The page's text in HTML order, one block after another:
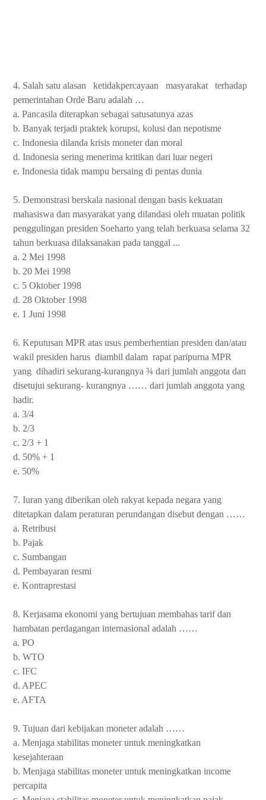
4. Salah satu alasan ketidakpercayaan masyarakat
terhadap
pemerintahan Orde Baru adalah …
a. Pancasila diterapkan sebagai satusatunya azas
b. Banyak terjadi praktek korupsi, kolusi dan nepotisme
c. Indonesia dilanda krisis moneter dan moral
d. Indonesia sering menerima kritikan dari luar negeri
e. Indonesia tidak mampu bersaing di pentas dunia
5. Demonstrasi berskala nasional dengan basis kekuatan
mahasiswa dan masyarakat yang dilandasi oleh muatan politik
penggulingan presiden Soeharto yang telah berkuasa selama 32
tahun berkuasa dilaksanakan pada tanggal ...
a. 2 Mei 1998
b. 20 Mei 1998
c. 5 Oktober 1998
d. 28 Oktober 1998
e. 1 Juni 1998
6. Keputusan MPR atas usus pemberhentian presiden dan/atau
wakil presiden harus diambil dalam rapat paripurna MPR
yang dihadiri sekurang-kurangnya ¾ dari jumlah anggota dan
disetujui sekurang- kurangnya …… dari jumlah anggota yang
hadir.
a. 3/4
b. 2/3
c. 2/3 + 1
d. 50% + 1
e. 50%
7. Iuran yang diberikan oleh rakyat kepada negara yang
ditetapkan dalam peraturan perundangan disebut dengan ……
a. Retribusi
b. Pajak
c. Sumbangan
d. Pembayaran resmi
e. Kontraprestasi
8. Kerjasama ekonomi yang bertujuan membahas tarif dan
hambatan perdagangan internasional adalah ……
a. PO
b. WTO
c. IFC
d. APEC
e. AFTA
9. Tujuan dari kebijakan moneter adalah ……
a. Menjaga stabilitas moneter untuk meningkatkan
kesejahteraan
b. Menjaga stabilitas moneter untuk meningkatkan income
percapita